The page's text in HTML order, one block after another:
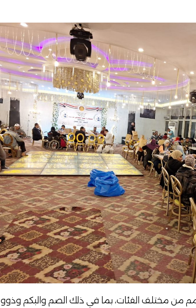
من ذوي الهمم من مختلف الفئات، بما في ذلك الصم والبكم وذوو